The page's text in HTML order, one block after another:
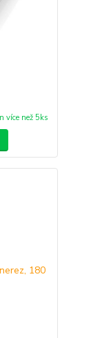
více než 5ks